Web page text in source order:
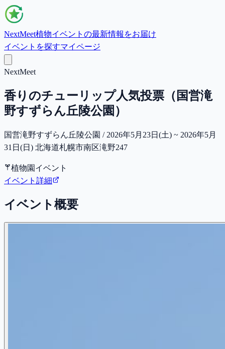
NextMeet植物イベントの最新情報をお届け
イベントを探すマイページ
NextMeet
香りのチューリップ人気投票（国営滝
野すずらん丘陵公園）
国営滝野すずらん丘陵公園 / 2026年5月23日(土) ~ 2026年5月
31日(日) 北海道札幌市南区滝野247
植物園イベント
イベント詳細
イベント概要